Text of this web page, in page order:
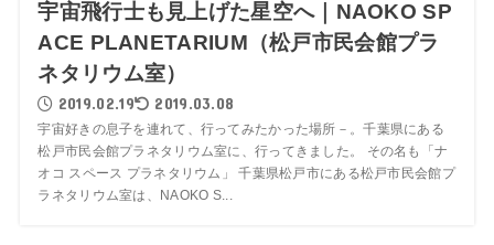
宇宙飛行士も見上げた星空へ｜NAOKO SP
ACE PLANETARIUM（松戸市民会館プラ
ネタリウム室）
2019.02.19 2019.03.08
宇宙好きの息子を連れて、行ってみたかった場所－。千葉県にある
松戸市民会館プラネタリウム室に、行ってきました。 その名も「ナ
オコ スペース プラネタリウム」 千葉県松戸市にある松戸市民会館プ
ラネタリウム室は、NAOKO S...